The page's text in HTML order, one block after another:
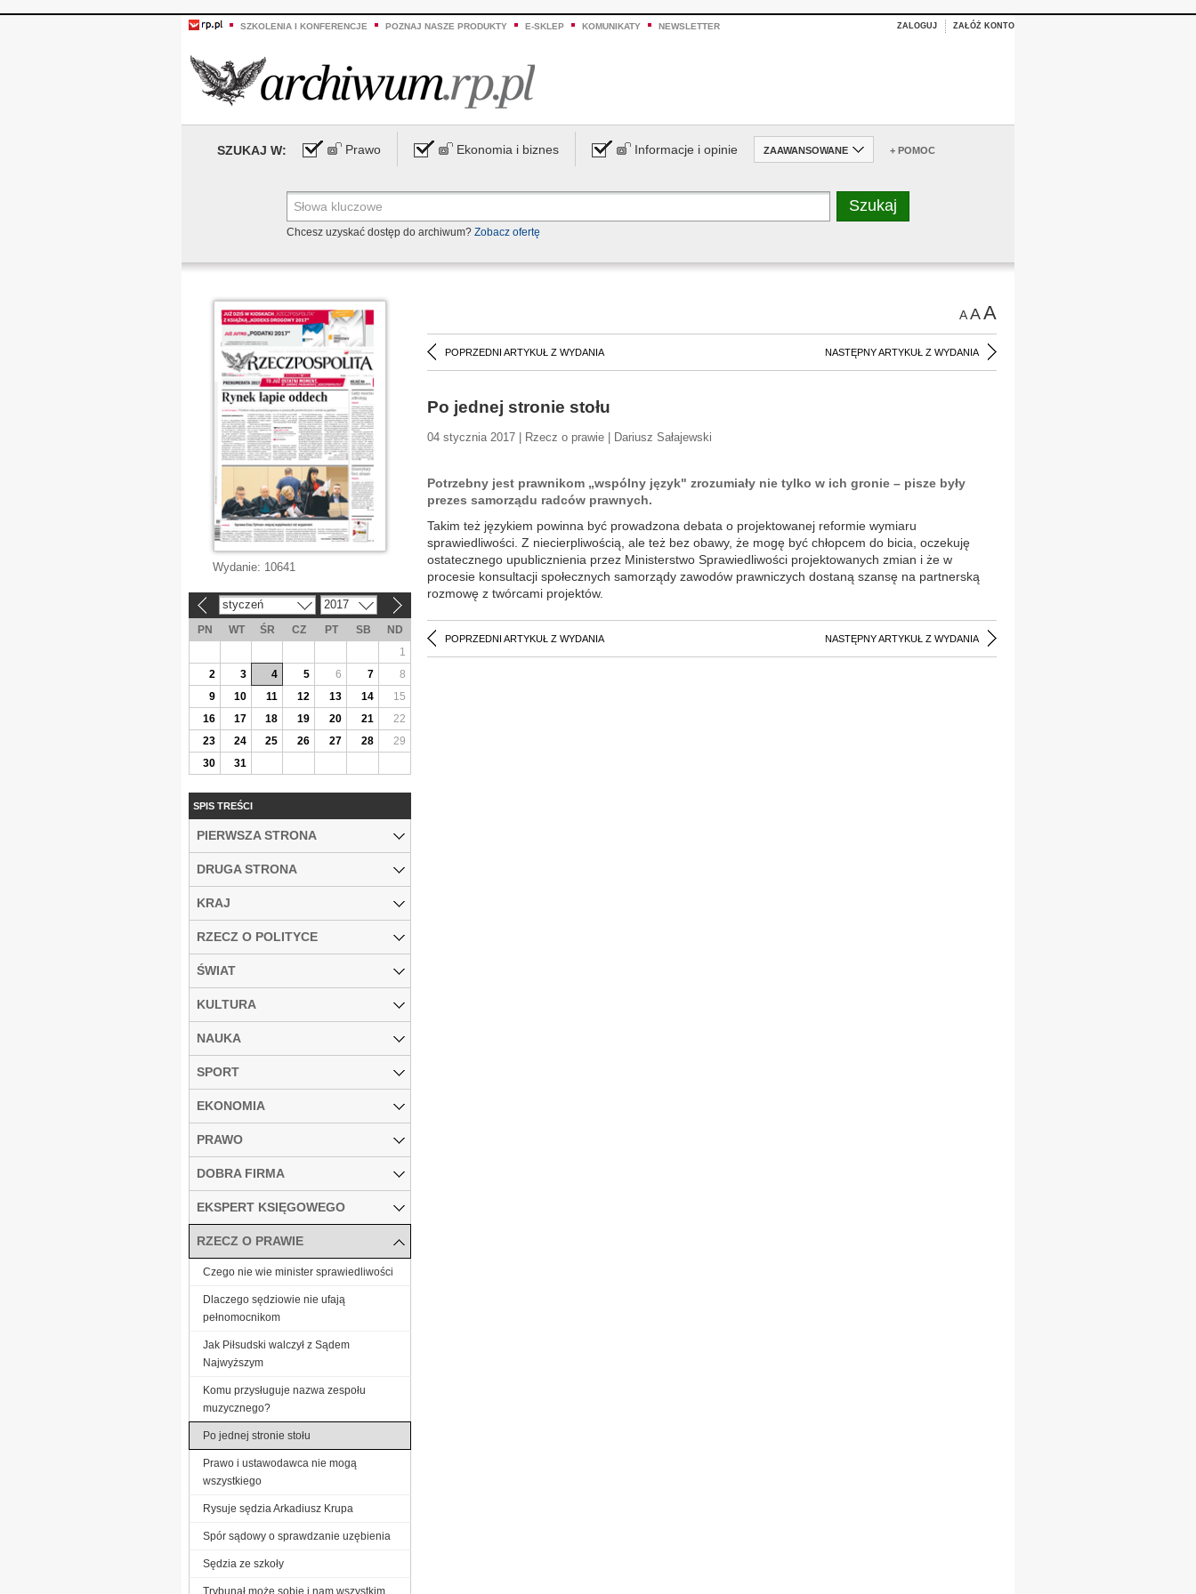
SZKOLENIA I KONFERENCJE POZNAJ NASZE PRODUKTY E-SKLEP KOMUNIKATY NEWSLETTER ZALOGUJ ZAŁÓŻ KONTO
SZUKAJ W: Prawo Ekonomia i biznes Informacje i opinie ZAAWANSOWANE + POMOC
Chcesz uzyskać dostęp do archiwum? Zobacz ofertę
AAA
POPRZEDNI ARTYKUŁ Z WYDANIA NASTĘPNY ARTYKUŁ Z WYDANIA
Po jednej stronie stołu
04 stycznia 2017 | Rzecz o prawie | Dariusz Sałajewski
Potrzebny jest prawnikom „wspólny język" zrozumiały nie tylko w ich gronie – pisze były
prezes samorządu radców prawnych.
Takim też językiem powinna być prowadzona debata o projektowanej reformie wymiaru
sprawiedliwości. Z niecierpliwością, ale też bez obawy, że mogę być chłopcem do bicia, oczekuję
ostatecznego upublicznienia przez Ministerstwo Sprawiedliwości projektowanych zmian i że w
procesie konsultacji społecznych samorządy zawodów prawniczych dostaną szansę na partnerską
rozmowę z twórcami projektów.
POPRZEDNI ARTYKUŁ Z WYDANIA NASTĘPNY ARTYKUŁ Z WYDANIA
Wydanie: 10641
styczeń 2017
PN WT ŚR CZ PT SB
ND
1
2
3 4 5 6 7
8
9
10 11 12 13 14
15
16
17 18 19 20 21
22
23
24 25 26 27 28
29
30
31
SPIS TREŚCI
PIERWSZA STRONA
DRUGA STRONA
KRAJ
RZECZ O POLITYCE
ŚWIAT
KULTURA
NAUKA
SPORT
EKONOMIA
PRAWO
DOBRA FIRMA
EKSPERT KSIĘGOWEGO
RZECZ O PRAWIE
Czego nie wie minister sprawiedliwości
Dlaczego sędziowie nie ufają
pełnomocnikom
Jak Piłsudski walczył z Sądem
Najwyższym
Komu przysługuje nazwa zespołu
muzycznego?
Po jednej stronie stołu
Prawo i ustawodawca nie mogą
wszystkiego
Rysuje sędzia Arkadiusz Krupa
Spór sądowy o sprawdzanie uzębienia
Sędzia ze szkoły
Trybunał może sobie i nam wszystkim